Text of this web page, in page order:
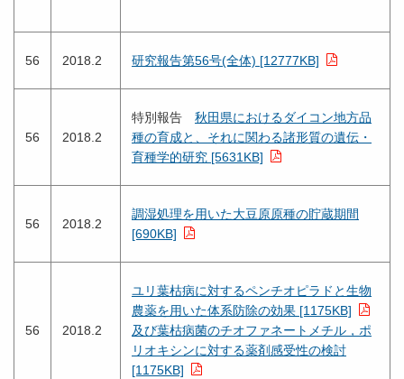
56 2018.2 研究報告第56号(全体) [12777KB]
56 2018.2
特別報告 秋田県におけるダイコン地方品
種の育成と、それに関わる諸形質の遺伝・
育種学的研究 [5631KB]
56 2018.2
調湿処理を用いた大豆原原種の貯蔵期間
[690KB]
56 2018.2
ユリ葉枯病に対するペンチオピラドと生物
農薬を用いた体系防除の効果 [1175KB]
及び葉枯病菌のチオファネートメチル，ポ
リオキシンに対する薬剤感受性の検討
[1175KB]